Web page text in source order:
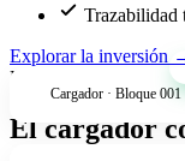
Trazabilidad
Explorar la inversión
Cargador · Bloque 001
Productos
El cargador